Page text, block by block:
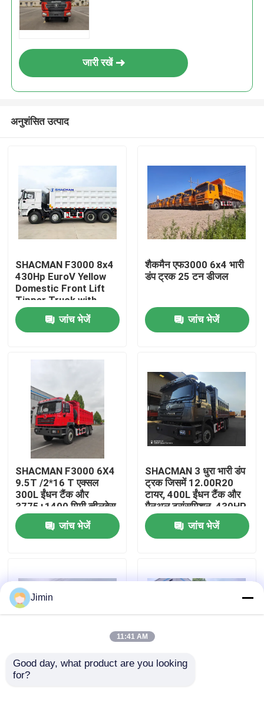
उत्पाद
हमारे बारे में
कारखाना भ्रमण
गुणवत्ता नियंत्रण
समाचार
एक उद्धरण का अनुरोध करें
भारी डंप ट्रक
जारी रखें
अनुशंसित उत्पाद
SHACMAN F3000 8x4
430Hp EuroV Yellow
Domestic Front Lift
Tipper Truck with
300L Fuel Tank and
12.00R20 Tires
जांच भेजें
शैकमैन एफ3000 6x4 भारी
डंप ट्रक 25 टन डीजल
जांच भेजें
SHACMAN F3000 6X4
9.5T /2*16 T एक्सल
300L ईंधन टैंक और
3775+1400 मिमी व्हीलबेस
के साथ भारी शुल्क डंप ट्रक
जांच भेजें
SHACMAN 3 धुरा भारी डंप
ट्रक जिसमें 12.00R20
टायर, 400L ईंधन टैंक और
मैनुअल ट्रांसमिशन, 430HP
यूरो II, 25 टन
जांच भेजें
शैकमैन एक्स3000 टपर
Jimin
11:41 AM
Good day, what product are you looking
for?